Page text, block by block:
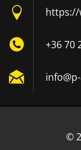
https://
+36 70
©